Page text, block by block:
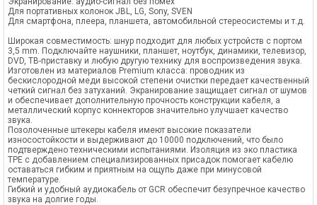
Для портативных колонок JBL, LG, Sony, SVEN
Для смартфона, плеера, планшета, автомобильной стереосистемы и т.д.
Широкая совместимость: шнур подходит для любых устройств с портом
3,5 mm. Подключайте наушники, планшет, ноутбук, динамики, телевизор,
DVD, ТВ-приставку и любую другую технику для воспроизведения звука.
Изготовлен из материалов Premium класса: проводник из
бескислородной меди высокой степени очистки передает качественный
четкий сигнал без затуханий. Экранирование защищает сигнал от шумов
и обеспечивает дополнительную прочность конструкции кабеля, а
металлический корпус коннекторов значительно улучшает качество
звука.
Позолоченные штекеры кабеля имеют высокие показатели
износостойкости и выдерживают до 10000 подключений, что было
подтверждено техническими испытаниями. Изоляция из эко пластика
TPE с добавлением специализированных присадок помогает кабелю
оставаться гибким и приятным на ощупь даже при минусовой
температуре.
Гибкий и удобный аудиокабель от GCR обеспечит безупречное качество
звука на долгие годы.